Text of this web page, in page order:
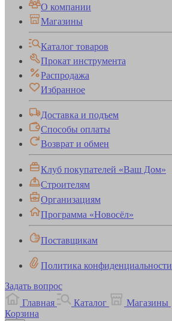
О компании
Магазины
Каталог товаров
Прокат инструмента
Распродажа
Избранное
Доставка и подъем
Способы оплаты
Возврат и обмен
Клуб покупателей «Ваш Дом»
Строителям
Организациям
Программа «Новосёл»
Поставщикам
Политика конфиденциальности
Задать вопрос
Главная
Каталог Магазины
Корзина